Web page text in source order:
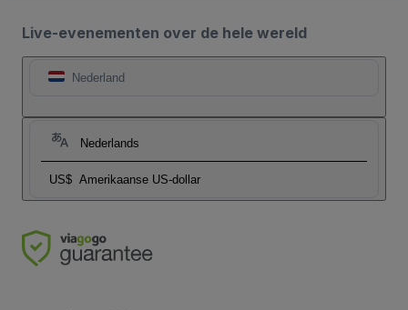
Live-evenementen over de hele wereld
Nederland
Nederlands
US$ Amerikaanse US-dollar